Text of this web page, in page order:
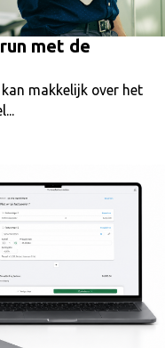
met de
makkelijk over het